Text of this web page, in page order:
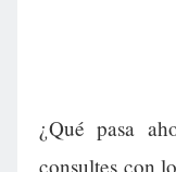
¿Qué pasa
consultes con